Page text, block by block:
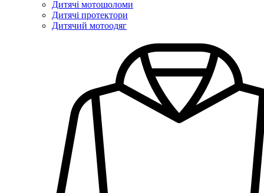
Дитячі мотошоломи
Дитячі протектори
Дитячий мотоодяг